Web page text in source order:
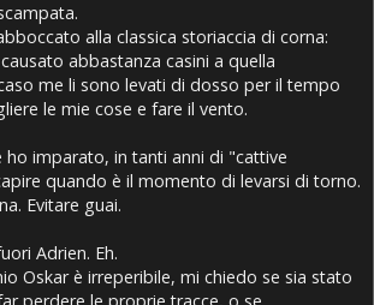
alla classica storiaccia di corna:
abbastanza casini a quella
me li sono levati di dosso per il tempo
le mie cose e fare il vento.
ho imparato, in tanti anni di "cattive
quando è il momento di levarsi di torno.
Evitare guai.
Adrien. Eh.
Oskar è irreperibile, mi chiedo se sia stato